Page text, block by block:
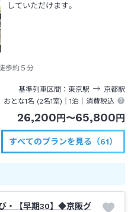
していただけます。
歩約５分
基準列車区間 東京駅 京都駅
おとな1名 (2名1室)｜1泊 ｜消費税込
26,200 円 〜65,800 円
すべてのプランを見る（61）
・【早期30】◆京阪グ